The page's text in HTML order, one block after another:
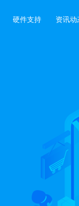
硬件支持 资讯动